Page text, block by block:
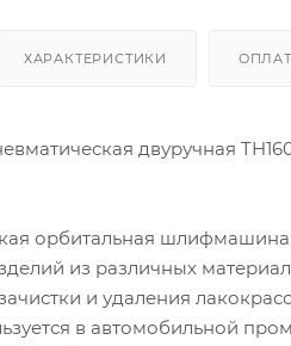
ХАРАКТЕРИСТИКИ
двуручная
орбитальная шлифмашина
из различных
и удаления
в автомобильной